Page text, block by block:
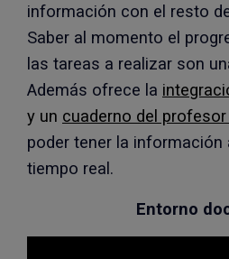
información con el resto
Saber al momento el
las tareas a realizar son
Además ofrece la
y un cuaderno del
poder tener la información
tiempo real.
Entorno